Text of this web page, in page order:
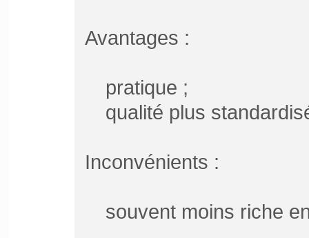
Avantages :
pratique ;
qualité plus
Inconvénients :
souvent moins riche